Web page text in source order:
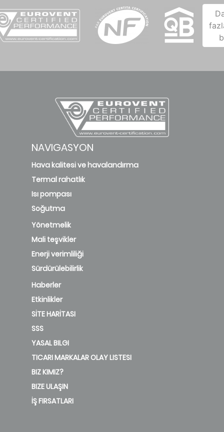
NAVIGASYON
Hava kalitesi ve havalandırma
Termal rahatlık
Isı pompası
Soğutma
Yönetmelik
Mali teşvikler
Enerji verimliliği
Sürdürülebilirlik
Haberler
Etkinlikler
SİTE HARİTASI
SSS
YASAL BILGI
TICARI MARKALAR OLAY LISTESI
BIZ KIMIZ?
BIZE ULAŞIN
İŞ FIRSATLARI